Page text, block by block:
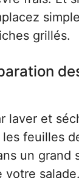
grillés.
laver et
feuilles
un grand
votre